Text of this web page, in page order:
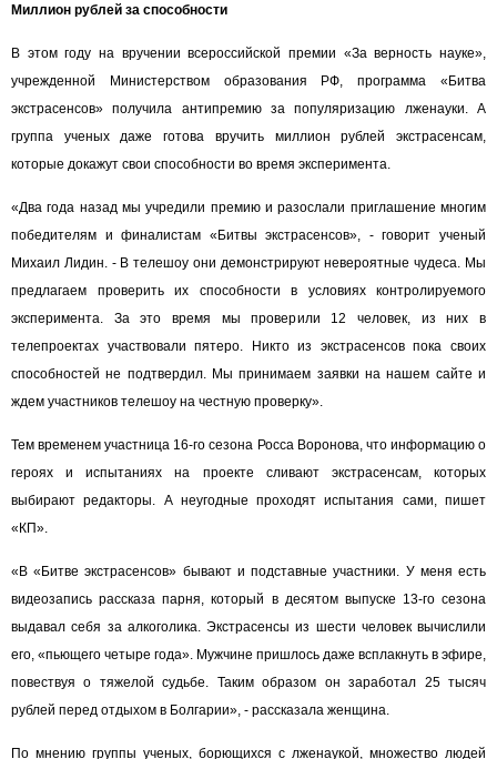
Миллион рублей за способности
В этом году на вручении всероссийской премии «За верность науке»,
учрежденной Министерством образования РФ, программа «Битва
экстрасенсов» получила антипремию за популяризацию лженауки. А
группа ученых даже готова вручить миллион рублей экстрасенсам,
которые докажут свои способности во время эксперимента.
«Два года назад мы учредили премию и разослали приглашение многим
победителям и финалистам «Битвы экстрасенсов», - говорит ученый
Михаил Лидин. - В телешоу они демонстрируют невероятные чудеса. Мы
предлагаем проверить их способности в условиях контролируемого
эксперимента. За это время мы проверили 12 человек, из них в
телепроектах участвовали пятеро. Никто из экстрасенсов пока своих
способностей не подтвердил. Мы принимаем заявки на нашем сайте и
ждем участников телешоу на честную проверку».
Тем временем участница 16-го сезона Росса Воронова, что информацию о
героях и испытаниях на проекте сливают экстрасенсам, которых
выбирают редакторы. А неугодные проходят испытания сами, пишет
«КП».
«В «Битве экстрасенсов» бывают и подставные участники. У меня есть
видеозапись рассказа парня, который в десятом выпуске 13-го сезона
выдавал себя за алкоголика. Экстрасенсы из шести человек вычислили
его, «пьющего четыре года». Мужчине пришлось даже всплакнуть в эфире,
повествуя о тяжелой судьбе. Таким образом он заработал 25 тысяч
рублей перед отдыхом в Болгарии», - рассказала женщина.
По мнению группы ученых, борющихся с лженаукой, множество людей